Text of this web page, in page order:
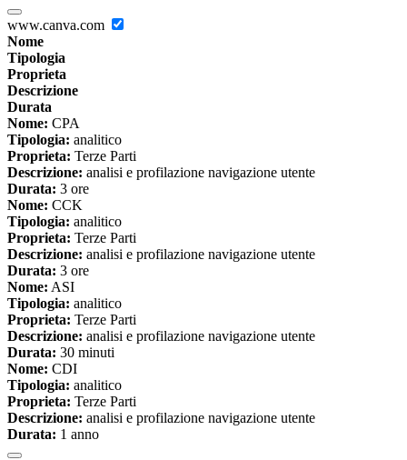
www.canva.com
Nome
Tipologia
Proprieta
Descrizione
Durata
Nome: CPA
Tipologia: analitico
Proprieta: Terze Parti
Descrizione: analisi e profilazione navigazione utente
Durata: 3 ore
Nome: CCK
Tipologia: analitico
Proprieta: Terze Parti
Descrizione: analisi e profilazione navigazione utente
Durata: 3 ore
Nome: ASI
Tipologia: analitico
Proprieta: Terze Parti
Descrizione: analisi e profilazione navigazione utente
Durata: 30 minuti
Nome: CDI
Tipologia: analitico
Proprieta: Terze Parti
Descrizione: analisi e profilazione navigazione utente
Durata: 1 anno